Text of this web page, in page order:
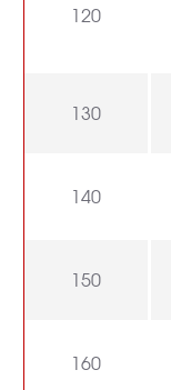
120
130
140
150
160